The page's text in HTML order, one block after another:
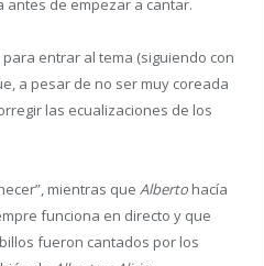
entrar al tema (siguiendo con
a pesar de no ser muy coreada
las ecualizaciones de los
mientras que Alberto hacía
funciona en directo y que
fueron cantados por los